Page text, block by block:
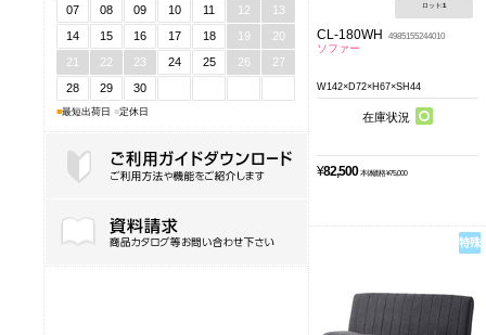
07
08 09 10 11 12
13
14
15 16 17 18 19
20
21
22 23 24 25 26
27
28
29 30
■最短出荷日 ■定休日
ロット:1
CL-180WH 4985155244010
ソファー
W142×D72×H67×SH44
在庫状況
¥82,500 本体価格 ¥75,000